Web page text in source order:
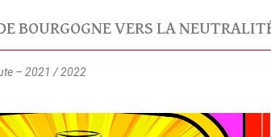
BOURGOGNE VERS LA
– 2021 / 2022